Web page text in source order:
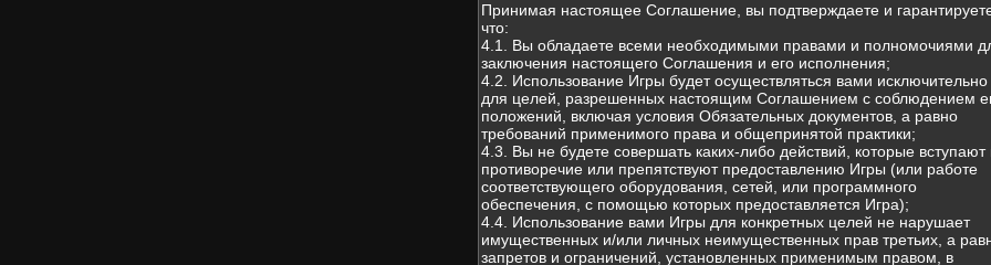
Принимая настоящее Соглашение, вы подтверждаете и
что:
4.1. Вы обладаете всеми необходимыми правами и полномочиями
заключения настоящего Соглашения и его исполнения;
4.2. Использование Игры будет осуществляться вами исключительно
для целей, разрешенных настоящим Соглашением с соблюдением
положений, включая условия Обязательных документов, а равно
требований применимого права и общепринятой практики;
4.3. Вы не будете совершать каких-либо действий, которые вступают
противоречие или препятствуют предоставлению Игры (или работе
соответствующего оборудования, сетей, или программного
обеспечения, с помощью которых предоставляется Игра);
4.4. Использование вами Игры для конкретных целей не нарушает
имущественных и/или личных неимущественных прав третьих, а
запретов и ограничений, установленных применимым правом, в